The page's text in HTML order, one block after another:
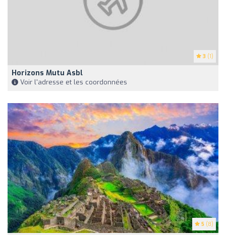
3 (1)
Horizons Mutu Asbl
Voir l'adresse et les coordonnées
5 (8)